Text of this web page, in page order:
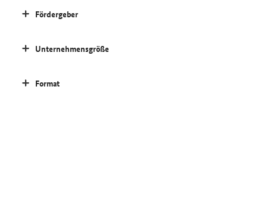
Fördergeber
Unternehmensgröße
Format